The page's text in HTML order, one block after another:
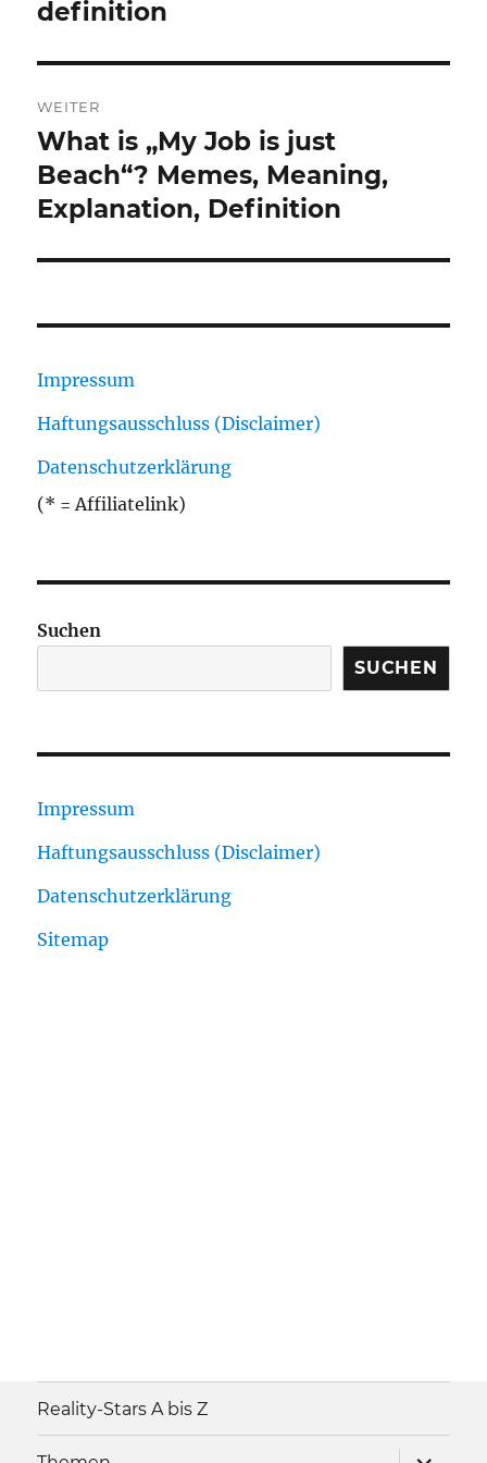
definition
WEITER
Nächster
Beitrag:
What is „My Job is just
Beach“? Memes, Meaning,
Explanation, Definition
Impressum
Haftungsausschluss (Disclaimer)
Datenschutzerklärung
(* = Affiliatelink)
Suchen
SUCHEN
Impressum
Haftungsausschluss (Disclaimer)
Datenschutzerklärung
Sitemap
Reality-Stars A bis Z